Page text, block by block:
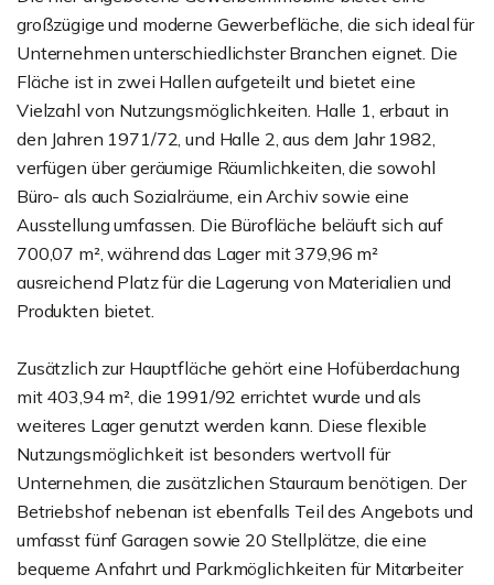
großzügige und moderne Gewerbefläche, die sich ideal für
Unternehmen unterschiedlichster Branchen eignet. Die
Fläche ist in zwei Hallen aufgeteilt und bietet eine
Vielzahl von Nutzungsmöglichkeiten. Halle 1, erbaut in
den Jahren 1971/72, und Halle 2, aus dem Jahr 1982,
verfügen über geräumige Räumlichkeiten, die sowohl
Büro- als auch Sozialräume, ein Archiv sowie eine
Ausstellung umfassen. Die Bürofläche beläuft sich auf
700,07 m², während das Lager mit 379,96 m²
ausreichend Platz für die Lagerung von Materialien und
Produkten bietet.
Zusätzlich zur Hauptfläche gehört eine Hofüberdachung
mit 403,94 m², die 1991/92 errichtet wurde und als
weiteres Lager genutzt werden kann. Diese flexible
Nutzungsmöglichkeit ist besonders wertvoll für
Unternehmen, die zusätzlichen Stauraum benötigen. Der
Betriebshof nebenan ist ebenfalls Teil des Angebots und
umfasst fünf Garagen sowie 20 Stellplätze, die eine
bequeme Anfahrt und Parkmöglichkeiten für Mitarbeiter